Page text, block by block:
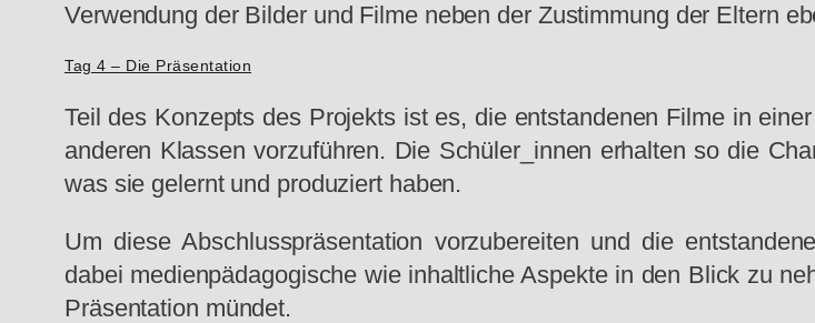
Verwendung der Bilder und Filme neben der Zustimmung der Eltern
Tag 4 – Die Präsentation
Teil des Konzepts des Projekts ist es, die entstandenen Filme in
anderen Klassen vorzuführen. Die Schüler_innen erhalten so die
was sie gelernt und produziert haben.
Um diese Abschlusspräsentation vorzubereiten und die
dabei medienpädagogische wie inhaltliche Aspekte in den Blick zu
Präsentation mündet.